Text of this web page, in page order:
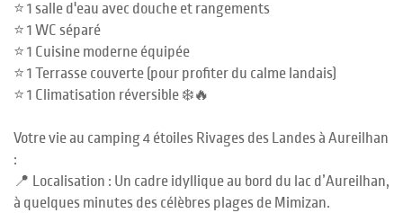
⭐️ 1 salle d'eau avec douche et rangements
⭐️ 1 WC séparé
⭐️ 1 Cuisine moderne équipée
⭐️ 1 Terrasse couverte (pour profiter du calme landais)
⭐️ 1 Climatisation réversible ❄️🔥
Votre vie au camping 4 étoiles Rivages des Landes à Aureilhan
:
📍 Localisation : Un cadre idyllique au bord du lac d’Aureilhan,
à quelques minutes des célèbres plages de Mimizan.